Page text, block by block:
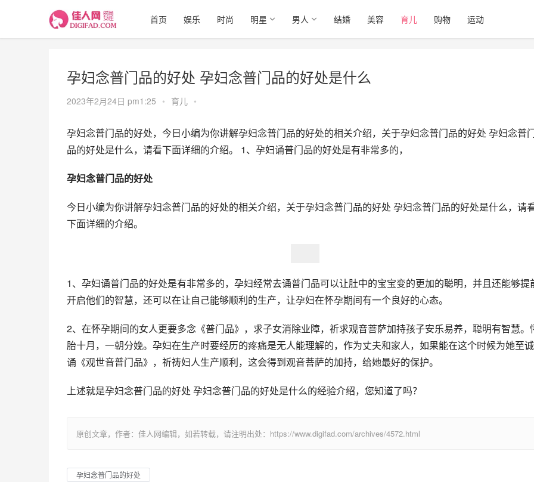
首页 娱乐 时尚 明星 男人 结婚 美容 育儿 购物 运动
孕妇念普门品的好处 孕妇念普门品的好处是什么
2023年2月24日 pm1:25 • 育儿 •
孕妇念普门品的好处，今日小编为你讲解孕妇念普门品的好处的相关介绍，关于孕妇念普门品的好处 孕妇念普
品的好处是什么，请看下面详细的介绍。 1、孕妇诵普门品的好处是有非常多的，
孕妇念普门品的好处
今日小编为你讲解孕妇念普门品的好处的相关介绍，关于孕妇念普门品的好处 孕妇念普门品的好处是什么，请
下面详细的介绍。
1、孕妇诵普门品的好处是有非常多的，孕妇经常去诵普门品可以让肚中的宝宝变的更加的聪明，并且还能够提
开启他们的智慧，还可以在让自己能够顺利的生产，让孕妇在怀孕期间有一个良好的心态。
2、在怀孕期间的女人更要多念《普门品》，求子女消除业障，祈求观音菩萨加持孩子安乐易养，聪明有智慧。
胎十月，一朝分娩。孕妇在生产时要经历的疼痛是无人能理解的，作为丈夫和家人，如果能在这个时候为她至
诵《观世音普门品》，祈祷妇人生产顺利，这会得到观音菩萨的加持，给她最好的保护。
上述就是孕妇念普门品的好处 孕妇念普门品的好处是什么的经验介绍，您知道了吗？
原创文章，作者：佳人网编辑，如若转载，请注明出处：https://www.digifad.com/archives/4572.html
孕妇念普门品的好处